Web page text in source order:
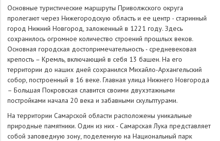
Основные туристические маршруты Приволжского округа
пролегают через Нижегородскую область и ее центр - старинный
город Нижний Новгород, заложенный в 1221 году. Здесь
сохранилось огромное количество строений прошлых веков.
Основная городская достопримечательность - средневековая
крепость – Кремль, включающий в себя 13 башен. На его
территории до наших дней сохранился Михайло-Архангельский
собор, построенный в 16 веке. Главная улица Нижнего Новгорода
– Большая Покровская славится своими двухэтажными
постройками начала 20 века и забавными скульптурами.
На территории Самарской области расположены уникальные
природные памятники. Один из них - Самарская Лука представляет
собой заповедную зону, поделенную на Национальный парк